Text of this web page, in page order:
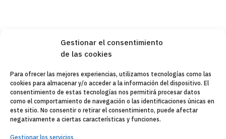
Gestionar el consentimiento
de las cookies
Para ofrecer las mejores experiencias, utilizamos tecnologías como las
cookies para almacenar y/o acceder a la información del dispositivo. El
consentimiento de estas tecnologías nos permitirá procesar datos
como el comportamiento de navegación o las identificaciones únicas en
este sitio. No consentir o retirar el consentimiento, puede afectar
negativamente a ciertas características y funciones.
Gestionar los servicios
Copyleft 2025Itaka-Escolapios
AVISO LEGAL
POLÍTICA DE PRIVACIDAD